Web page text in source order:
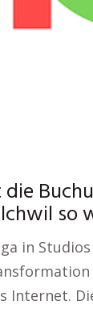
so
in
Internet.